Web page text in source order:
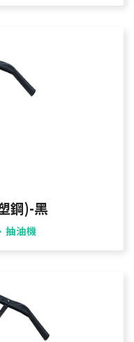
鋼)-黑
抽油機